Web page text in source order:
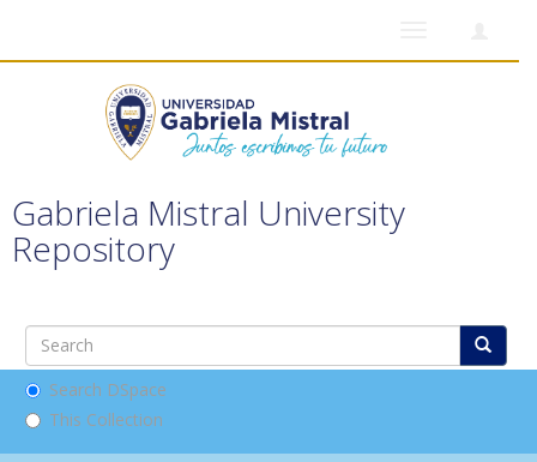
Gabriela Mistral University
Repository
Search DSpace
This Collection